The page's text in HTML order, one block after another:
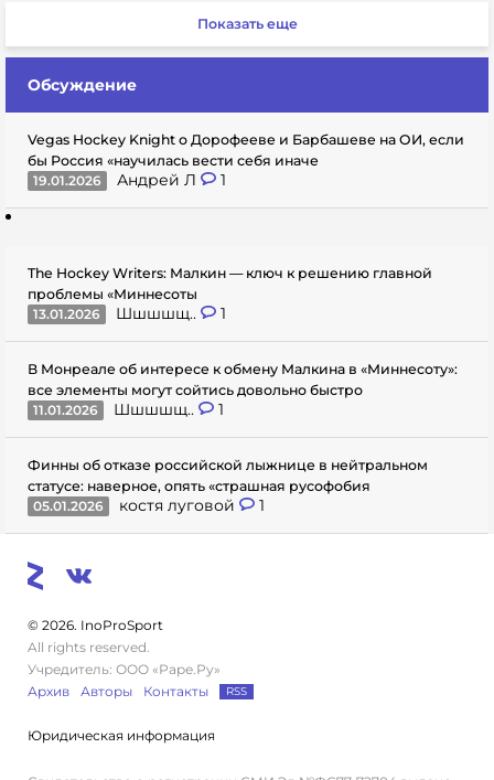
Показать еще
Обсуждение
Vegas Hockey Knight о Дорофееве и Барбашеве на ОИ, если
бы Россия «научилась вести себя иначе
19.01.2026
Андрей Л 1
The Hockey Writers: Малкин — ключ к решению главной
проблемы «Миннесоты
13.01.2026
Шшшшщ.. 1
В Монреале об интересе к обмену Малкина в «Миннесоту»:
все элементы могут сойтись довольно быстро
11.01.2026
Шшшшщ.. 1
Финны об отказе российской лыжнице в нейтральном
статусе: наверное, опять «страшная русофобия
05.01.2026
костя луговой 1
© 2026. InoProSport
All rights reserved.
Учредитель: ООО «Раре.Ру»
Архив
Авторы Контакты RSS
Юридическая информация